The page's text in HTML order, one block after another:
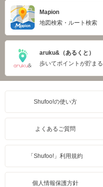
Mapion
地図検索・ルート検索
aruku&（あるくと）
歩いてポイントが貯まる
Shufoo!の使い方
よくあるご質問
「Shufoo!」利用規約
個人情報保護方針